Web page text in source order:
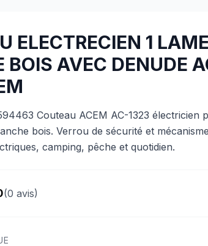
ELECTRECIEN 1 LAME
BOIS AVEC DENUDE
Couteau ACEM AC-1323 électricien
bois. Verrou de sécurité et
camping, pêche et quotidien.
(0 avis)